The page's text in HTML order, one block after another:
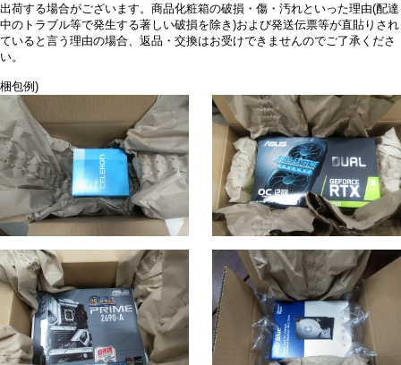
出荷する場合がございます。商品化粧箱の破損・傷・汚れといった理由(配達
中のトラブル等で発生する著しい破損を除き)および発送伝票等が直貼りされ
ていると言う理由の場合、返品・交換はお受けできませんのでご了承くださ
い。
梱包例)